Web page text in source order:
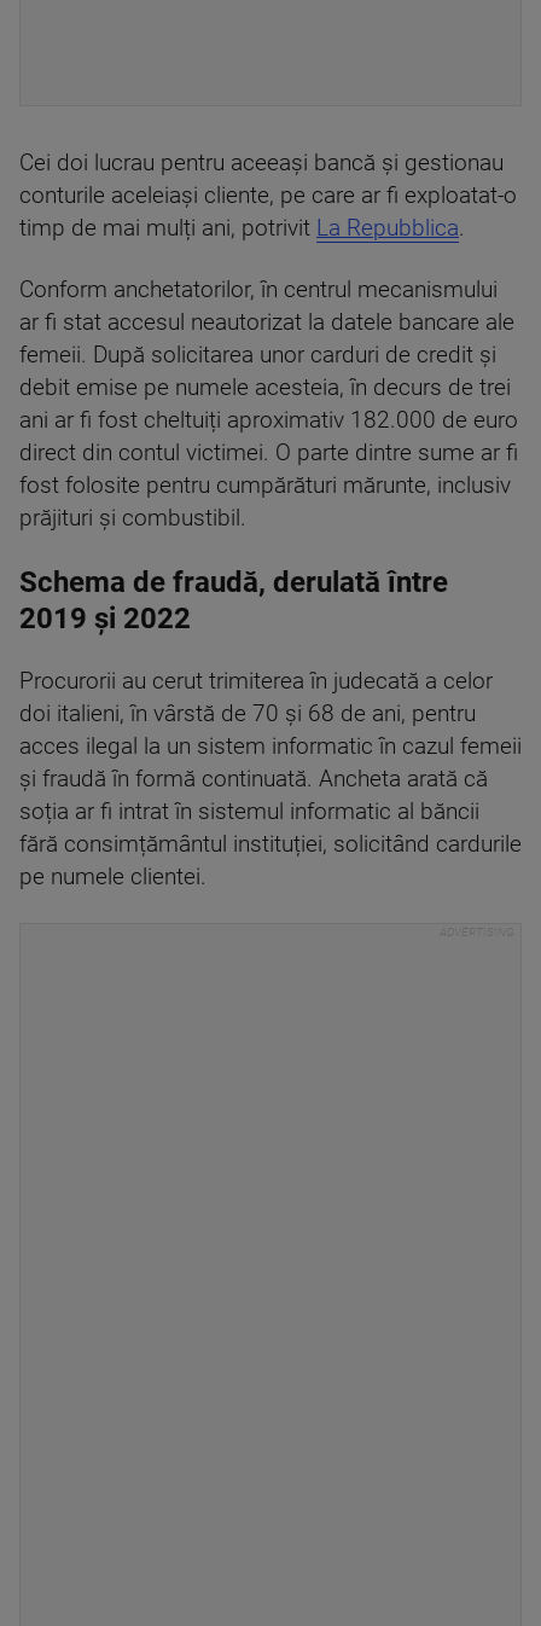
Cei doi lucrau pentru aceeași bancă și gestionau
conturile aceleiași cliente, pe care ar fi exploatat-o
timp de mai mulți ani, potrivit La Repubblica.
Conform anchetatorilor, în centrul mecanismului
ar fi stat accesul neautorizat la datele bancare ale
femeii. După solicitarea unor carduri de credit și
debit emise pe numele acesteia, în decurs de trei
ani ar fi fost cheltuiți aproximativ 182.000 de euro
direct din contul victimei. O parte dintre sume ar fi
fost folosite pentru cumpărături mărunte, inclusiv
prăjituri și combustibil.
Schema de fraudă, derulată între
2019 și 2022
Procurorii au cerut trimiterea în judecată a celor
doi italieni, în vârstă de 70 și 68 de ani, pentru
acces ilegal la un sistem informatic în cazul femeii
și fraudă în formă continuată. Ancheta arată că
soția ar fi intrat în sistemul informatic al băncii
fără consimțământul instituției, solicitând cardurile
pe numele clientei.